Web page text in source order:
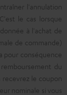
l'annulation
le cas lorsque
à l'achat de
de commande)
pour conséquence
du
le coupon
nominale si vous